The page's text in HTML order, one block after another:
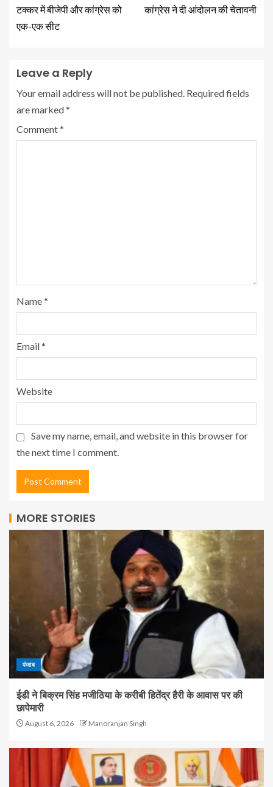
टक्कर में बीजेपी और कांग्रेस को
एक-एक सीट
कांग्रेस ने दी आंदोलन की चेतावनी
Leave a Reply
Your email address will not be published. Required fields
are marked*
Comment*
Name*
Email*
Website
Save my name, email, and website in this browser for
the next time I comment.
MORE STORIES
पंजाब
ईडी ने बिक्रम सिंह मजीठिया के करीबी हितेंद्र हैरी के आवास पर की
छापेमारी
August 6, 2026 Manoranjan Singh